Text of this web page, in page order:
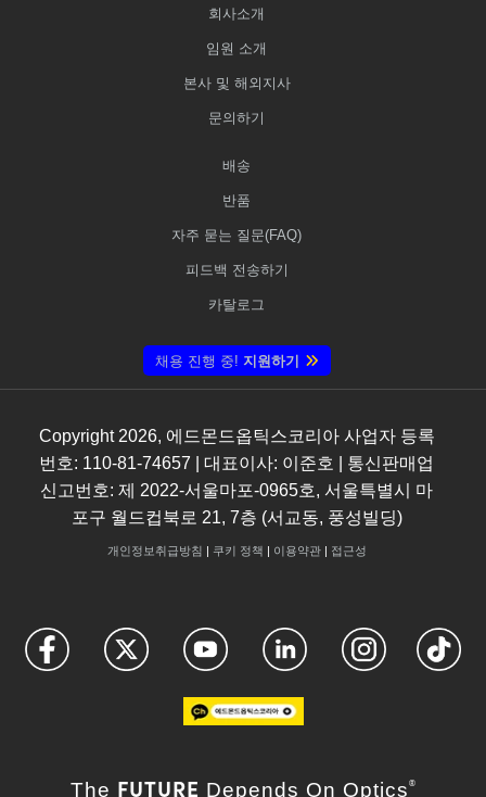
회사소개
임원 소개
본사 및 해외지사
문의하기
배송
반품
자주 묻는 질문(FAQ)
피드백 전송하기
카탈로그
채용 진행 중! 지원하기
Copyright 2026, 에드몬드옵틱스코리아 사업자 등록
번호: 110-81-74657 | 대표이사: 이준호 | 통신판매업
신고번호: 제 2022-서울마포-0965호, 서울특별시 마
포구 월드컵북로 21, 7층 (서교동, 풍성빌딩)
개인정보취급방침 | 쿠키 정책 | 이용약관| 접근성
The FUTURE Depends On Optics ®